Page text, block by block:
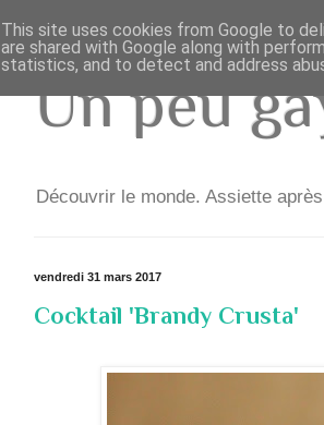
Un peu
Découvrir le monde. Assiette
vendredi 31 mars 2017
Cocktail 'Brandy Crusta'
This site uses cookies from Google to
are shared with Google along with
statistics, and to detect and address